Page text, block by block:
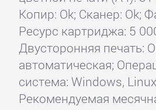
Копир: Ok; Сканер: Ok;
Ресурс картриджа: 5
Двусторонняя печать:
автоматическая;
система: Windows,
Рекомендуемая